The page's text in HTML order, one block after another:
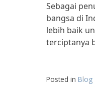
Sebagai
bangsa di
lebih baik
terciptanya
Posted in Blog